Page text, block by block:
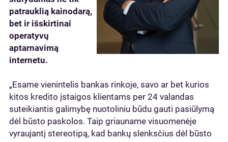
patrauklią kainodarą,
bet ir išskirtinai
operatyvų
aptarnavimą
internetu.
„Esame vienintelis bankas rinkoje, savo ar bet kurios
kitos kredito įstaigos klientams per 24 valandas
suteikiantis galimybę nuotoliniu būdu gauti pasiūlymą
dėl būsto paskolos. Taip griauname visuomenėje
vyraujantį stereotipą, kad bankų slenksčius dėl būsto